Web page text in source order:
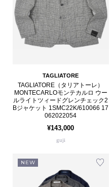
TAGLIATORE
TAGLIATORE（タリアトーレ）
MONTECARLOモンテカルロ ウー
ルライトツィードグレンチェック2
Bジャケット 1SMC22K/610066 17
062022054
¥143,000
guji
NEW